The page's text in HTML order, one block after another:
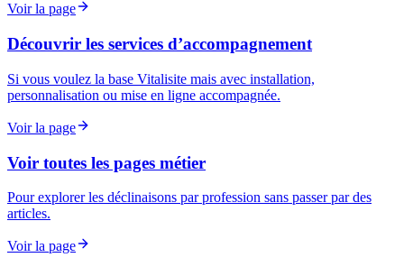
Voir la page
Découvrir les services d’accompagnement
Si vous voulez la base Vitalisite mais avec installation,
personnalisation ou mise en ligne accompagnée.
Voir la page
Voir toutes les pages métier
Pour explorer les déclinaisons par profession sans passer par des
articles.
Voir la page